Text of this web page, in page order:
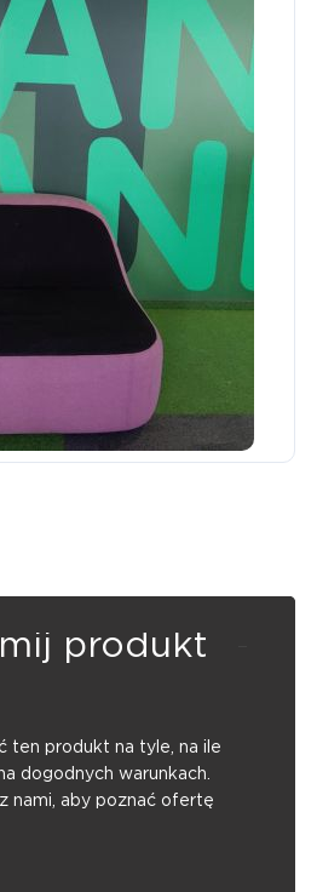
produkt
ten produkt na tyle, na ile
dogodnych warunkach.
nami, aby poznać ofertę